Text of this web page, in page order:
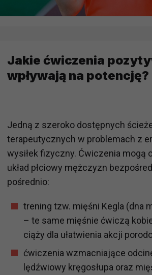
Jakie ćwiczenia
wpływają na potencję?
Jedną z szeroko dostępnych
terapeutycznych w problemach z
wysiłek fizyczny. Ćwiczenia mogą
układ płciowy mężczyzn
pośrednio:
trening tzw. mięśni Kegla (dna
– te same mięśnie ćwiczą
ciąży dla ułatwienia akcji
ćwiczenia wzmacniające
lędźwiowy kręgosłupa oraz